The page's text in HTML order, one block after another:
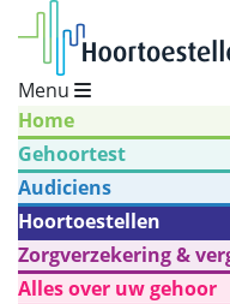
Menu
Home
Gehoortest
Audiciens
Hoortoestellen
Zorgverzekering &
Alles over uw gehoor